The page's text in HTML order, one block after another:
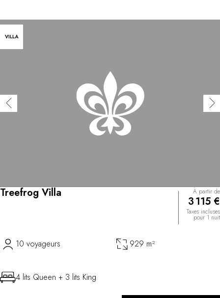
VILLA
Treefrog Villa À partir de
3 115 €
Taxes incluses
pour 1 nuit
10 voyageurs 929 m²
4 lits Queen + 3 lits King